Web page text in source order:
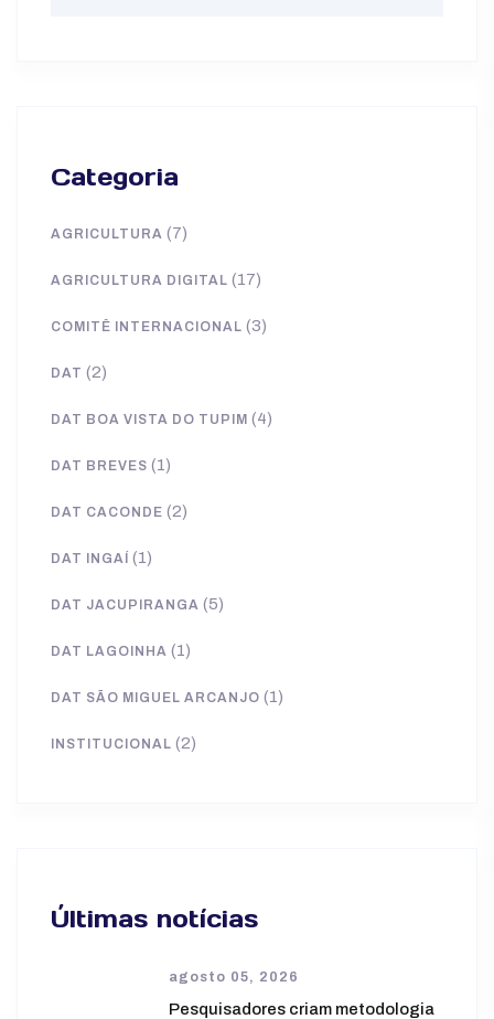
Categoria
AGRICULTURA (7)
AGRICULTURA DIGITAL (17)
COMITÊ INTERNACIONAL (3)
DAT (2)
DAT BOA VISTA DO TUPIM (4)
DAT BREVES (1)
DAT CACONDE (2)
DAT INGAÍ (1)
DAT JACUPIRANGA (5)
DAT LAGOINHA (1)
DAT SÃO MIGUEL ARCANJO (1)
INSTITUCIONAL (2)
Últimas notícias
agosto 05, 2026
Pesquisadores criam metodologia